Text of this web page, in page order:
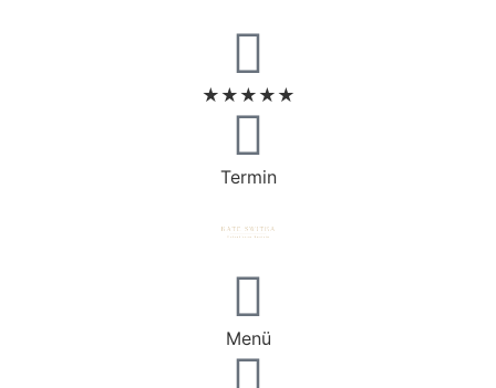
★★★★★
Termin
Menü